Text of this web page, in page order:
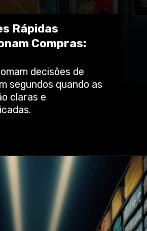
decisões de
segundos quando as
claras e
Rápidas
Compras: